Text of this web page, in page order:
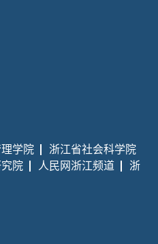
学院
浙江省社会科学院
院
人民网浙江频道
浙